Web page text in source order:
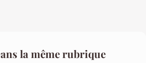
la même rubrique